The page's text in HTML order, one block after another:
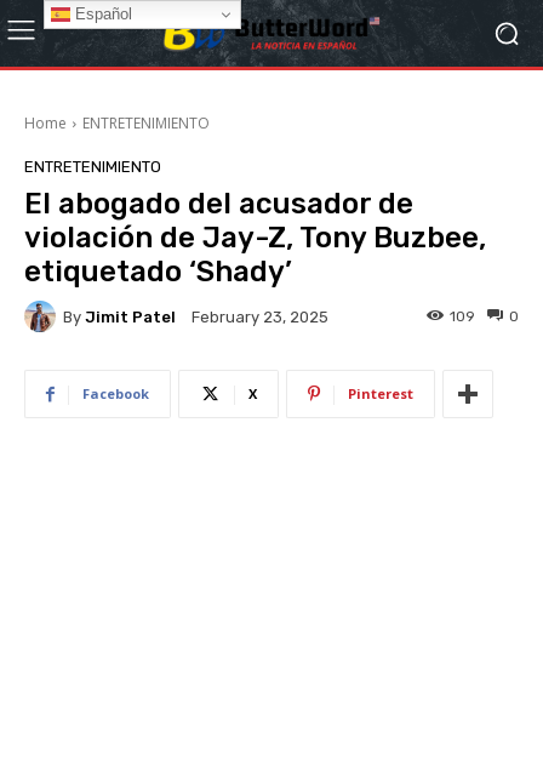
Home ENTRETENIMIENTO
ENTRETENIMIENTO
El abogado del acusador de
violación de Jay-Z, Tony Buzbee,
etiquetado ‘Shady’
By Jimit Patel February 23, 2025 0
109
Facebook X Pinterest
Español